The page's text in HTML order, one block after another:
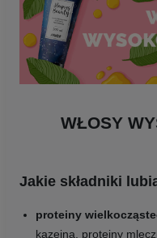
WŁOSY
Jakie składniki
proteiny
kazeina, proteiny